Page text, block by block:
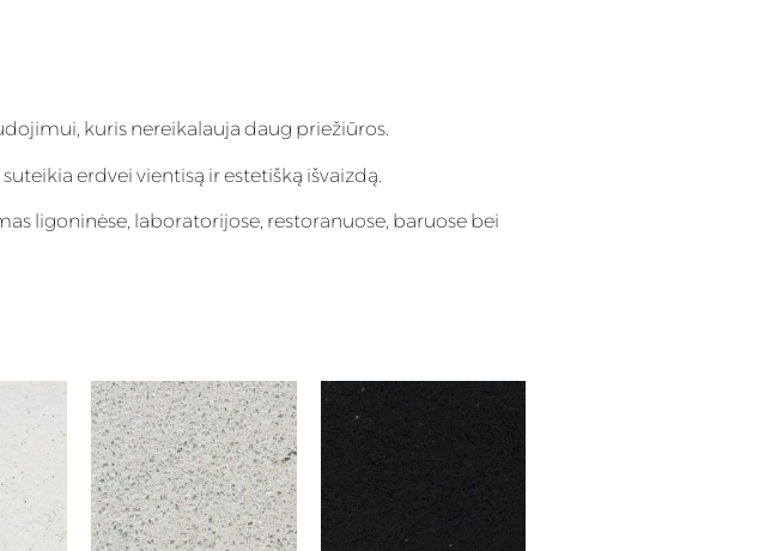
kuris nereikalauja daug priežiūros.
erdvei vientisą ir estetišką išvaizdą.
ligoninėse, laboratorijose, restoranuose, baruose bei